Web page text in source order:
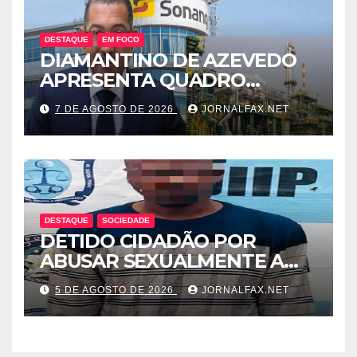
DESTAQUE EM FOCO
DIAMANTINO DE AZEVEDO
APRESENTA QUADRO
SOMBRIO DOS
COMBUSTÍVEIS NO PAÍS E
LEVANTA DÚVIDAS SOBRE A
TRANSPARÊNCIA DAS
CONTAS DO GOVERNO
7 DE AGOSTO DE 2026 JORNALFAX.NET
DESTAQUE SOCIEDADE
DETIDO CIDADÃO POR
ABUSAR SEXUALMENTE A
CUNHADA MENOR DE IDADE
5 DE AGOSTO DE 2026 JORNALFAX.NET